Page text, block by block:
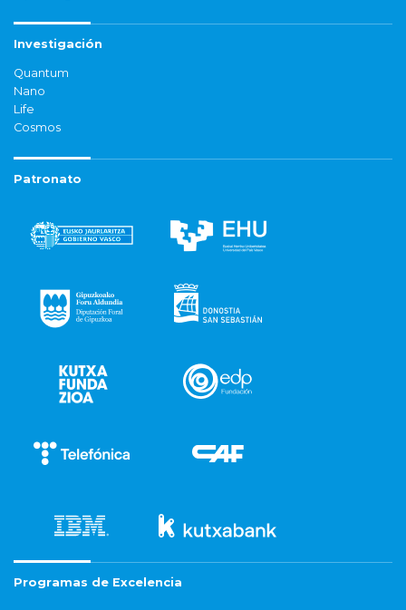
Investigación
Quantum
Nano
Life
Cosmos
Patronato
Programas de Excelencia